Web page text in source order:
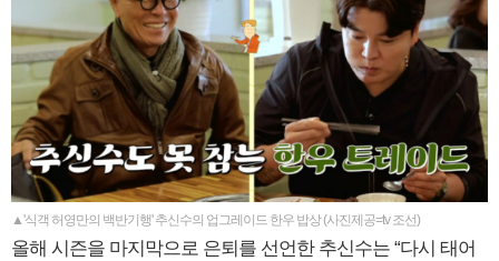
▲'식객 허영만의 백반기행' 추신수의 업그레이드 한우 밥상 (사진제공=tv 조선)
올해 시즌을 마지막으로 은퇴를 선언한 추신수는 “다시 태어